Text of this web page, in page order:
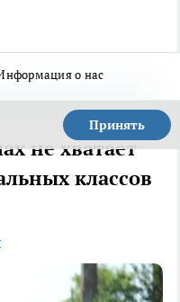
о нас
Принять
не хватает
классов